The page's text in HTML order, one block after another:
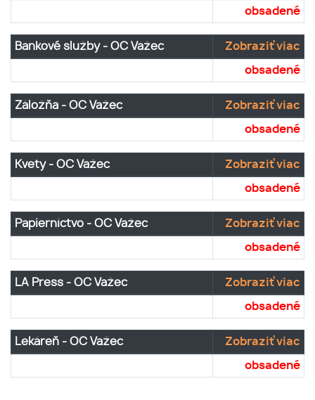
obsadené
Bankové služby - OC Važec Zobraziť viac
obsadené
Záložňa - OC Važec Zobraziť viac
obsadené
Kvety - OC Važec Zobraziť viac
obsadené
Papierníctvo - OC Važec Zobraziť viac
obsadené
LA Press - OC Važec Zobraziť viac
obsadené
Lekáreň - OC Važec Zobraziť viac
obsadené